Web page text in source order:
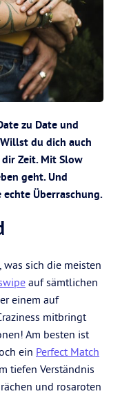
zu Date und
du dich auch
Zeit. Mit Slow
geht. Und
Überraschung.
was sich die meisten
auf sämtlichen
einem auf
mitbringt
Am besten ist
ein Perfect Match
tiefen Verständnis
und rosaroten